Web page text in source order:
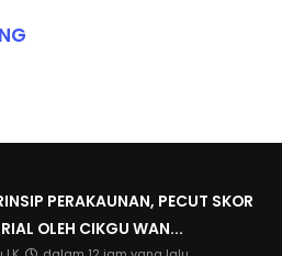
PERAKAUNAN, PECUT SKOR
OLEH CIKGU WAN...